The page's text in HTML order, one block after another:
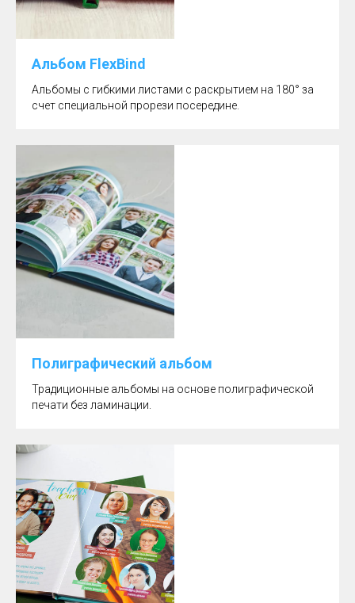
Альбом FlexBind
Альбомы с гибкими листами с раскрытием на 180° за
счет специальной прорези посередине.
Полиграфический альбом
Традиционные альбомы на основе полиграфической
печати без ламинации.